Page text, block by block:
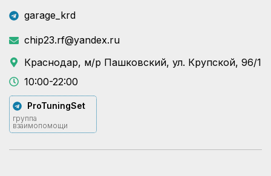
garage_krd
chip23.rf@yandex.ru
Краснодар, м/р Пашковский, ул. Крупской, 96/1
10:00-22:00
ProTuningSet
группа
взаимопомощи